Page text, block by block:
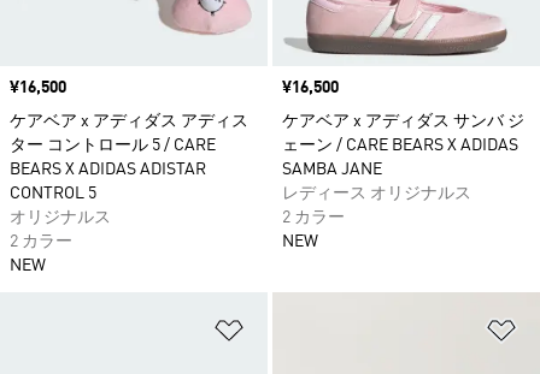
価格
¥16,500
ケアベア x アディダス アディス
ター コントロール 5 / CARE
BEARS X ADIDAS ADISTAR
CONTROL 5
オリジナルス
2 カラー
NEW
価格
¥16,500
ケアベア x アディダス サンバ ジ
ェーン / CARE BEARS X ADIDAS
SAMBA JANE
レディース オリジナルス
2 カラー
NEW